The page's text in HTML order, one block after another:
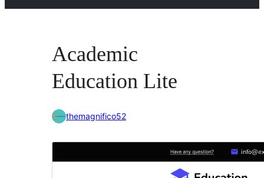
Academic
Education Lite
themagnifico52